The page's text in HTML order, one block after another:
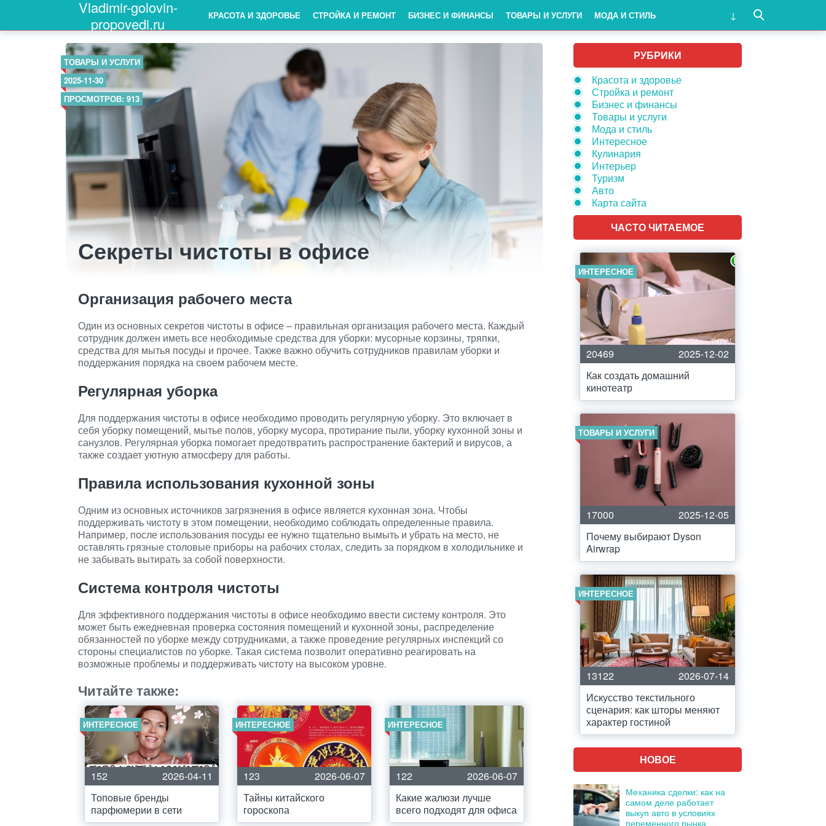
Vladimir-golovin-
propovedi.ru
КРАСОТА И ЗДОРОВЬЕ СТРОЙКА И РЕМОНТ БИЗНЕС И ФИНАНСЫ ТОВАРЫ И УСЛУГИ МОДА И СТИЛЬ
ТОВАРЫ И УСЛУГИ
2025-11-30
ПРОСМОТРОВ: 913
Секреты чистоты в офисе
Организация рабочего места
Один из основных секретов чистоты в офисе – правильная организация рабочего места. Каждый
сотрудник должен иметь все необходимые средства для уборки: мусорные корзины, тряпки,
средства для мытья посуды и прочее. Также важно обучить сотрудников правилам уборки и
поддержания порядка на своем рабочем месте.
Регулярная уборка
Для поддержания чистоты в офисе необходимо проводить регулярную уборку. Это включает в
себя уборку помещений, мытье полов, уборку мусора, протирание пыли, уборку кухонной зоны и
санузлов. Регулярная уборка помогает предотвратить распространение бактерий и вирусов, а
также создает уютную атмосферу для работы.
Правила использования кухонной зоны
Одним из основных источников загрязнения в офисе является кухонная зона. Чтобы
поддерживать чистоту в этом помещении, необходимо соблюдать определенные правила.
Например, после использования посуды ее нужно тщательно вымыть и убрать на место, не
оставлять грязные столовые приборы на рабочих столах, следить за порядком в холодильнике и
не забывать вытирать за собой поверхности.
Система контроля чистоты
Для эффективного поддержания чистоты в офисе необходимо ввести систему контроля. Это
может быть ежедневная проверка состояния помещений и кухонной зоны, распределение
обязанностей по уборке между сотрудниками, а также проведение регулярных инспекций со
стороны специалистов по уборке. Такая система позволит оперативно реагировать на
возможные проблемы и поддерживать чистоту на высоком уровне.
Читайте также:
ИНТЕРЕСНОЕ
152
2026-04-11
Топовые бренды
парфюмерии в сети
ИНТЕРЕСНОЕ
123
2026-06-07
Тайны китайского
гороскопа
ИНТЕРЕСНОЕ
122
2026-06-07
Какие жалюзи лучше
всего подходят для офиса
РУБРИКИ
Красота и здоровье
Стройка и ремонт
Бизнес и финансы
Товары и услуги
Мода и стиль
Интересное
Кулинария
Интерьер
Туризм
Авто
Карта сайта
ЧАСТО ЧИТАЕМОЕ
ИНТЕРЕСНОЕ
20469
2025-12-02
Как создать домашний
кинотеатр
ТОВАРЫ И УСЛУГИ
17000
2025-12-05
Почему выбирают Dyson
Airwrap
ИНТЕРЕСНОЕ
13122
2026-07-14
Искусство текстильного
сценария: как шторы меняют
характер гостиной
НОВОЕ
Механика сделки: как на
самом деле работает
выкуп авто в условиях
переменного рынка